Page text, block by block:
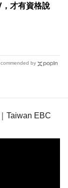
才有資格說
by
Taiwan EBC